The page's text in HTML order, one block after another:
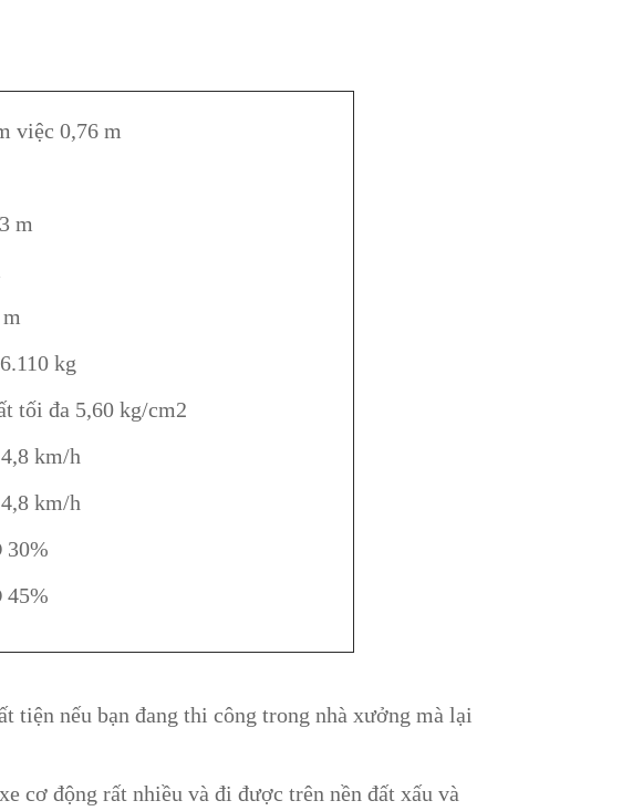
việc 0,76 m
m
kg
tối đa 5,60 kg/cm2
km/h
km/h
30%
45%
tiện nếu bạn đang thi công trong nhà xưởng mà lại
cơ động rất nhiều và đi được trên nền đất xấu và